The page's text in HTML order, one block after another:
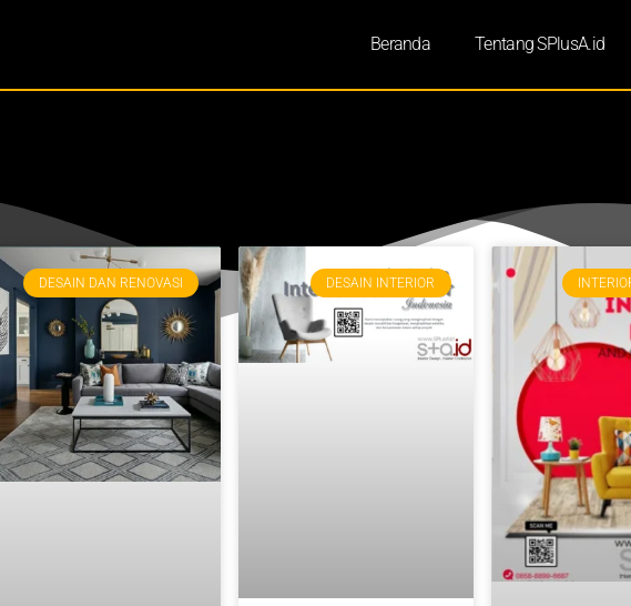
Beranda Tentang SPlusA.id
DESAIN DAN RENOVASI DESAIN INTERIOR